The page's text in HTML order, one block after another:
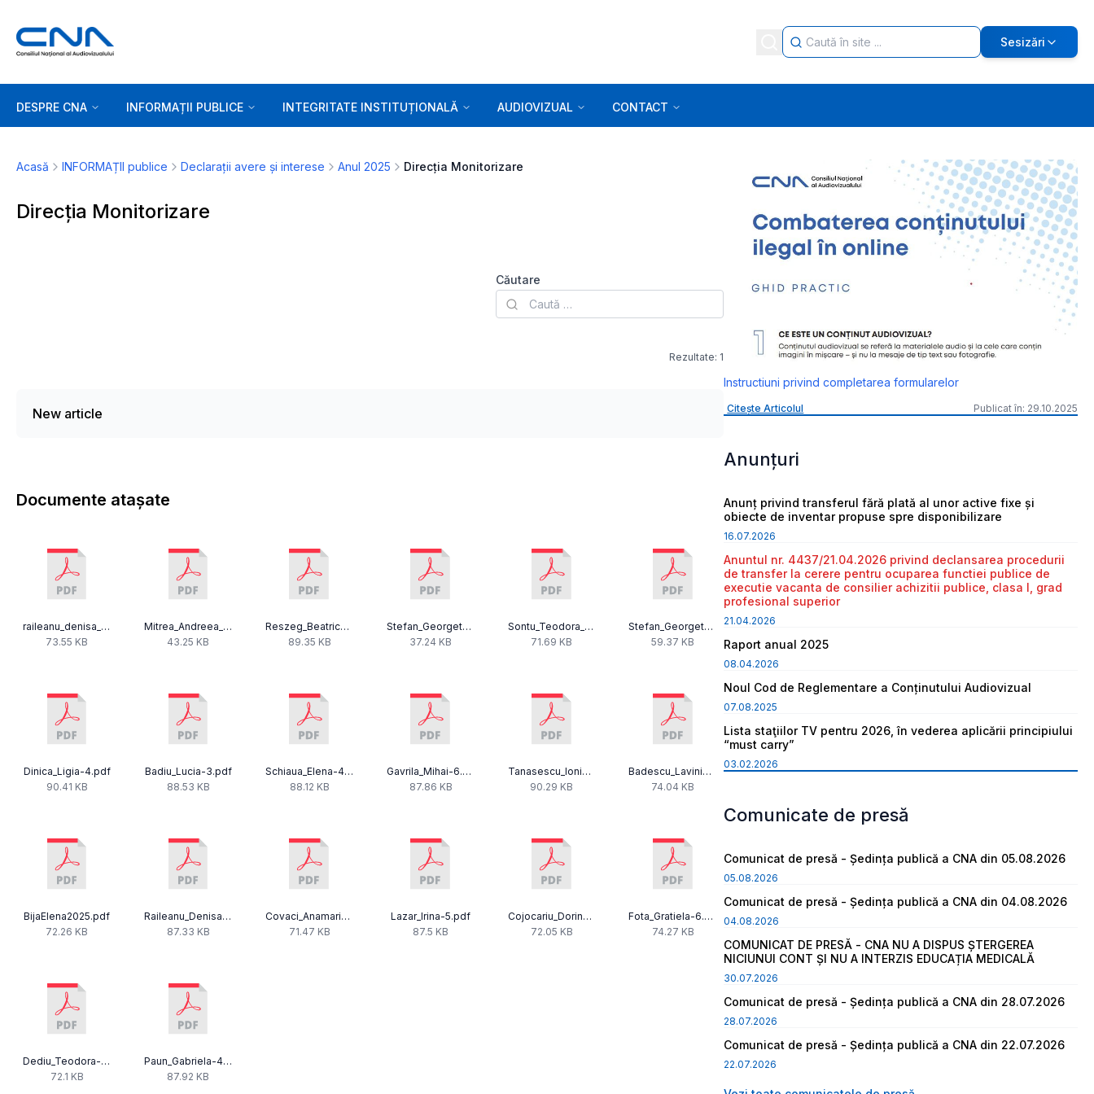
Sesizări
DESPRE CNA INFORMAȚII PUBLICE INTEGRITATE INSTITUȚIONALĂ AUDIOVIZUAL CONTACT
Acasă INFORMAȚII publice Declarații avere și interese Anul 2025 Direcția Monitorizare
Direcția Monitorizare
Căutare
Rezultate: 1
New article
Documente atașate
raileanu_denisa_declaratii_avere_si_interese-2.pdf
73.55 KB
Mitrea_Andreea_-_Declaratie_interese_revenire_din_suspendare.pdf
43.25 KB
Reszeg_Beatrice-4.pdf
89.35 KB
Stefan_Georgeta_-_Declaratie_interese_2025.pdf
37.24 KB
Sontu_Teodora_decl_avere_si_interese.pdf
71.69 KB
Stefan_Georgeta_-_Declaratie_avere_rectificativa.pdf
59.37 KB
Dinica_Ligia-4.pdf
90.41 KB
Badiu_Lucia-3.pdf
88.53 KB
Schiaua_Elena-4.pdf
88.12 KB
Gavrila_Mihai-6.pdf
87.86 KB
Tanasescu_Ionica_Elena-4.pdf
90.29 KB
Badescu_Lavinia_2025.pdf
74.04 KB
BijaElena2025.pdf
72.26 KB
Raileanu_Denisa.pdf
87.33 KB
Covaci_Anamaria-3.pdf
71.47 KB
Lazar_Irina-5.pdf
87.5 KB
Cojocariu_Dorin-6.pdf
72.05 KB
Fota_Gratiela-6.pdf
74.27 KB
Dediu_Teodora-4.pdf
72.1 KB
Paun_Gabriela-4.pdf
87.92 KB
Instructiuni privind completarea formularelor
Citește Articolul Publicat în: 29.10.2025
Anunțuri
Anunț privind transferul fără plată al unor active fixe și
obiecte de inventar propuse spre disponibilizare
16.07.2026
Anuntul nr. 4437/21.04.2026 privind declansarea procedurii
de transfer la cerere pentru ocuparea functiei publice de
executie vacanta de consilier achizitii publice, clasa I, grad
profesional superior
21.04.2026
Raport anual 2025
08.04.2026
Noul Cod de Reglementare a Conținutului Audiovizual
07.08.2025
Lista staţiilor TV pentru 2026, în vederea aplicării principiului
“must carry”
03.02.2026
Comunicate de presă
Comunicat de presă - Ședința publică a CNA din 05.08.2026
05.08.2026
Comunicat de presă - Ședința publică a CNA din 04.08.2026
04.08.2026
COMUNICAT DE PRESĂ - CNA NU A DISPUS ȘTERGEREA
NICIUNUI CONT ȘI NU A INTERZIS EDUCAȚIA MEDICALĂ
30.07.2026
Comunicat de presă - Ședința publică a CNA din 28.07.2026
28.07.2026
Comunicat de presă - Ședința publică a CNA din 22.07.2026
22.07.2026